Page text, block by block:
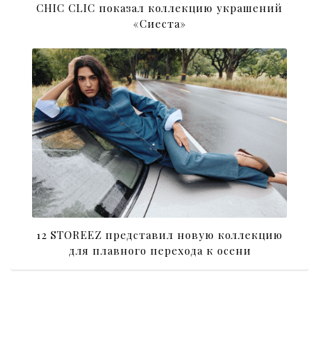
CHIC CLIC показал коллекцию украшений
«Сиеста»
12 STOREEZ представил новую коллекцию
для плавного перехода к осени